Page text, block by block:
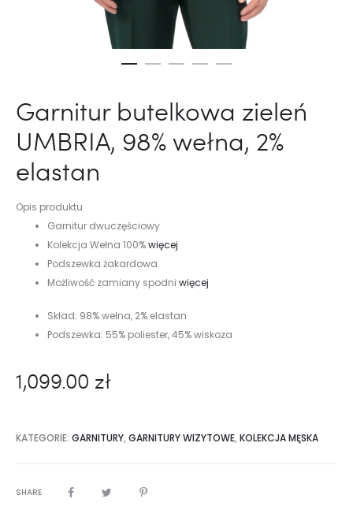
Garnitur butelkowa zieleń
UMBRIA, 98% wełna, 2%
elastan
Opis produktu
Garnitur dwuczęściowy
Kolekcja Wełna 100%więcej
Podszewka żakardowa
Możliwość zamiany spodni więcej
Skład: 98% wełna, 2% elastan
Podszewka: 55% poliester, 45% wiskoza
1,099.00 zł
KATEGORIE: GARNITURY, GARNITURY WIZYTOWE, KOLEKCJA MĘSKA
SHARE